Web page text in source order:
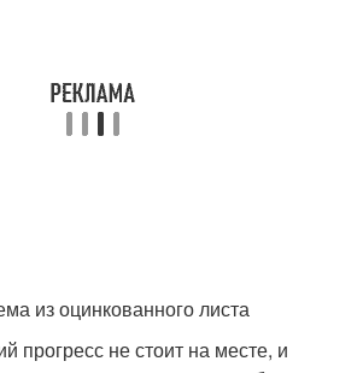
из оцинкованного листа
прогресс не стоит на месте, и